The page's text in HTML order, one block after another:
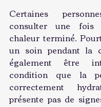
Certaines
consulter une fois
chaleur terminé.
un soin pendant la
également être
condition que la
correctement
présente pas de